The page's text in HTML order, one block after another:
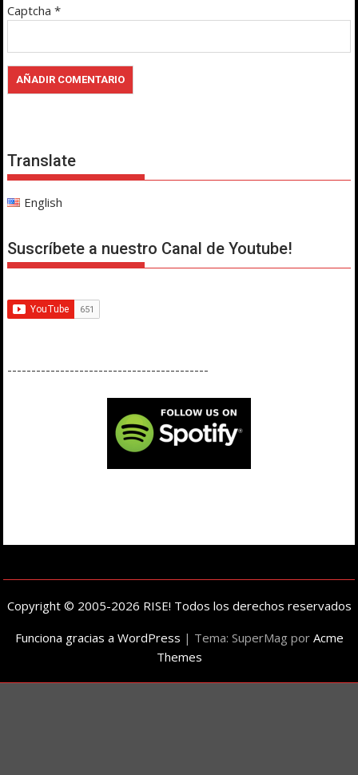
Captcha *
Translate
English
Suscríbete a nuestro Canal de Youtube!
------------------------------------------
Copyright © 2005-2026 RISE! Todos los derechos reservados
Funciona gracias a WordPress | Tema: SuperMag por Acme
Themes